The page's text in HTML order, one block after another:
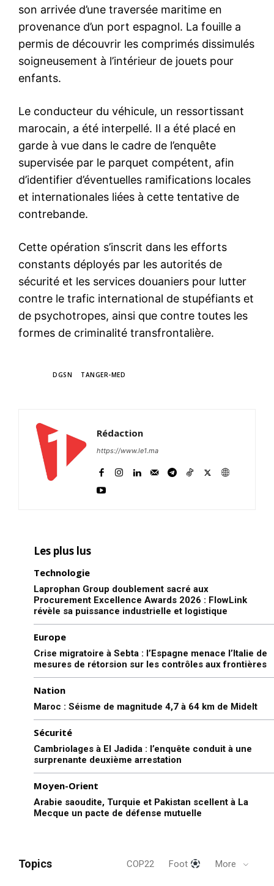
son arrivée d’une traversée maritime en
provenance d’un port espagnol. La fouille a
permis de découvrir les comprimés dissimulés
soigneusement à l’intérieur de jouets pour
enfants.
Le conducteur du véhicule, un ressortissant
marocain, a été interpellé. Il a été placé en
garde à vue dans le cadre de l’enquête
supervisée par le parquet compétent, afin
d’identifier d’éventuelles ramifications locales
et internationales liées à cette tentative de
contrebande.
Cette opération s’inscrit dans les efforts
constants déployés par les autorités de
sécurité et les services douaniers pour lutter
contre le trafic international de stupéfiants et
de psychotropes, ainsi que contre toutes les
formes de criminalité transfrontalière.
DGSN TANGER-MED
Rédaction
https://www.le1.ma
Les plus lus
Technologie
Laprophan Group doublement sacré aux
Procurement Excellence Awards 2026 : FlowLink
révèle sa puissance industrielle et logistique
Europe
Crise migratoire à Sebta : l’Espagne menace l’Italie de
mesures de rétorsion sur les contrôles aux frontières
Nation
Maroc : Séisme de magnitude 4,7 à 64 km de Midelt
Sécurité
Cambriolages à El Jadida : l’enquête conduit à une
surprenante deuxième arrestation
Moyen-Orient
Arabie saoudite, Turquie et Pakistan scellent à La
Mecque un pacte de défense mutuelle
Topics COP22 Foot More